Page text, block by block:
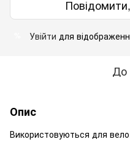
Увійти для
До
Опис
Використовуються для